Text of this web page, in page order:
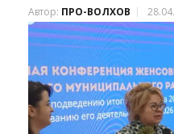
На радость
Автор:ПРО-ВОЛХОВ